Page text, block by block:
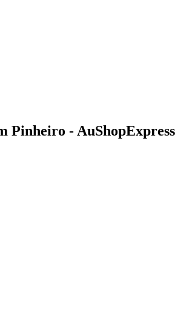
Pinheiro - AuShopExpress